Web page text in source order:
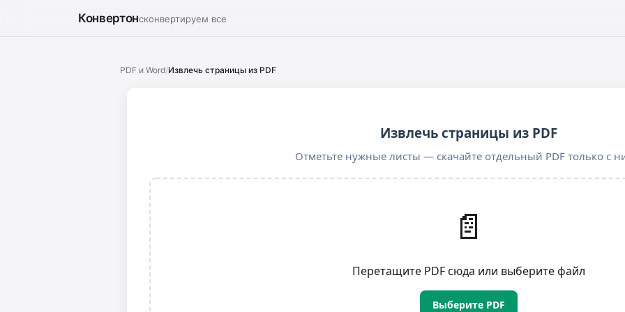
Конвертонсконвертируем все
PDF и Word/Извлечь страницы из PDF
Извлечь страницы из PDF
Отметьте нужные листы — скачайте отдельный PDF только с
📄
Перетащите PDF сюда или выберите файл
Выберите PDF